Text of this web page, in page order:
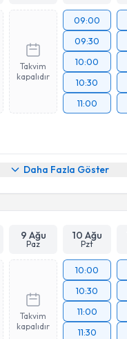
Takvim
kapalıdır
09:00
09:30
10:00
10:30
11:00
Daha Fazla Göster
9 Ağu
Paz
10 Ağu
Pzt
Takvim
kapalıdır
10:00
10:30
11:00
11:30